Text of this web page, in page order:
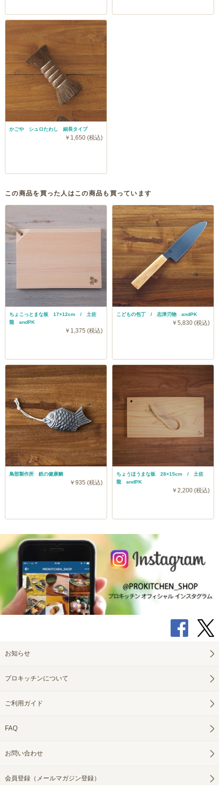
かごや シュロたわし 細長タイプ
￥1,650 (税込)
この商品を買った人はこの商品も買っています
ちょこっとまな板 17×12cm / 土佐
龍 andPK
￥1,375 (税込)
こどもの包丁 / 志津刃物 andPK
￥5,830 (税込)
鳥部製作所 鉄の健康鯛
￥935 (税込)
ちょうほうまな板 28×15cm / 土佐
龍 andPK
￥2,200 (税込)
お知らせ
プロキッチンについて
ご利用ガイド
FAQ
お問い合わせ
会員登録（メールマガジン登録）